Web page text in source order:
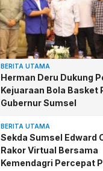
BERITA UTAMA
Herman Deru Dukung
Kejuaraan Bola Basket
Gubernur Sumsel
BERITA UTAMA
Sekda Sumsel Edward
Rakor Virtual Bersama
Kemendagri Percepat